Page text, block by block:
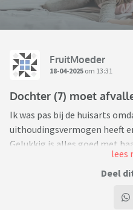
FruitMoeder
18-04-2025 om 13:31
Dochter (7) moet
Ik was pas bij de huisarts
uithoudingsvermogen heeft
Gelukkig is alles goed met
wat de huisarts zei was dat
een goede 15 kilo te zwaar
Ik schrok hier best van.
Deel